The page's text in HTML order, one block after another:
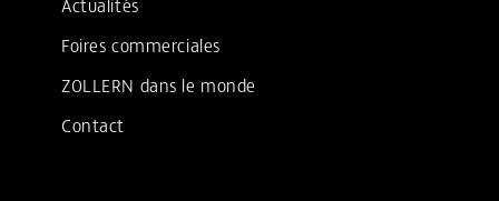
Foires commerciales
ZOLLERN dans le monde
Contact